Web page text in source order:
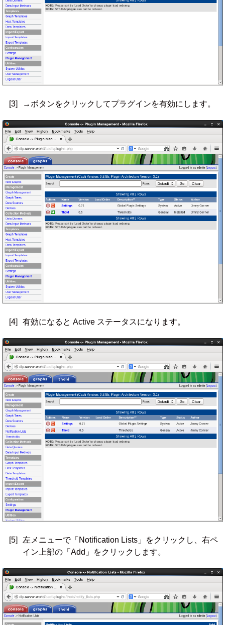
[3] →ボタンをクリックしてプラグインを有効にします。
[4] 有効になると Active ステータスになります。
[5]
左メニューで「Notification Lists」をクリックし、右ペ
イン上部の「Add」をクリックします。